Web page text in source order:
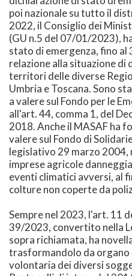
poi nazionale su tutto il
2022, il Consiglio dei
(GU n.5 del 07/01/2023),
stato di emergenza, fino al
relazione alla situazione
territori delle diverse
Umbria e Toscana. Sono
a valere sul Fondo per le
all'art. 44, comma 1, del
2018. Anche il MASAF ha
valere sul Fondo di
legislativo 29 marzo 2004,
imprese agricole
eventi climatici avversi, al
colture non coperte da
Sempre nel 2023, l'art. 11
39/2023, convertito nella
sopra richiamata, ha
trasformandolo da organo
volontaria dei diversi